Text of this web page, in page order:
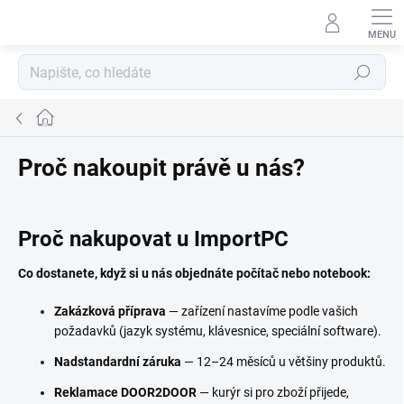
Hledat
Domů
Proč nakoupit právě u nás?
Proč nakupovat u ImportPC
Co dostanete, když si u nás objednáte počítač nebo notebook:
Zakázková příprava — zařízení nastavíme podle vašich
požadavků (jazyk systému, klávesnice, speciální software).
Nadstandardní záruka — 12–24 měsíců u většiny produktů.
Reklamace DOOR2DOOR — kurýr si pro zboží přijede,